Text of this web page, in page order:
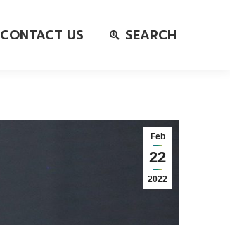
CONTACT US SEARCH
Feb
22
2022